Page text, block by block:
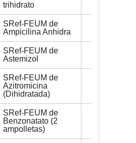
trihidrato
SRef-FEUM de
Ampicilina Anhidra
SRef-FEUM de
Astemizol
SRef-FEUM de
Azitromicina
(Dihidratada)
SRef-FEUM de
Benzonatato (2
ampolletas)